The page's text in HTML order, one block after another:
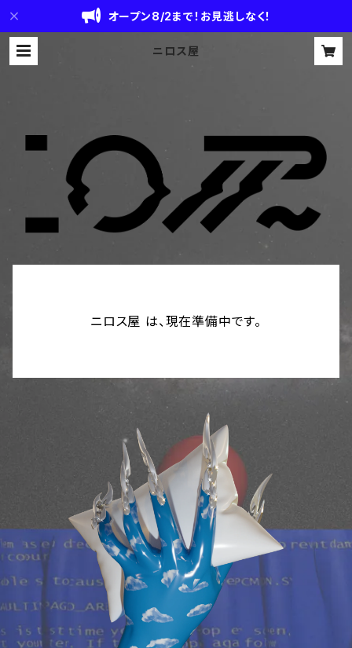
オープン8/2まで！お見逃しなく！
ニロス屋
ニロス屋 は、現在準備中です。